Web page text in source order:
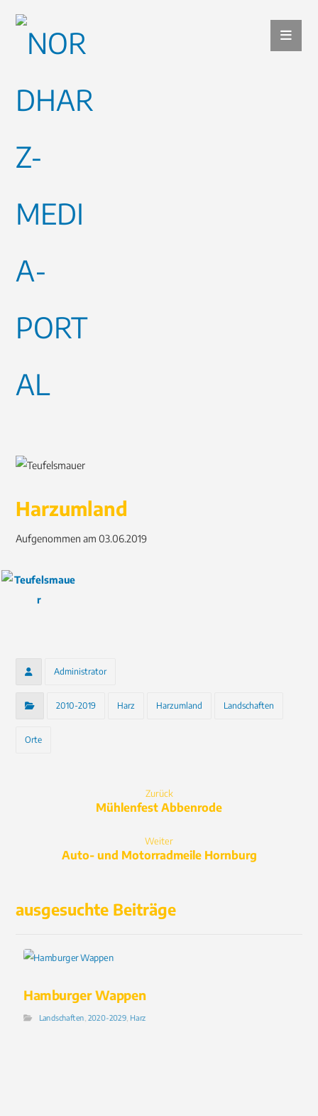
Harzumland
Aufgenommen am 03.06.2019
Administrator
2010-2019 Harz Harzumland Landschaften
Orte
Zurück
Mühlenfest Abbenrode
Weiter
Auto- und Motorradmeile Hornburg
ausgesuchte Beiträge
Hamburger Wappen
Landschaften ,2020-2029 Harz